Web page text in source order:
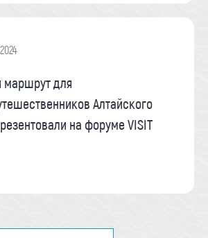
для
Алтайского
на форуме VISIT